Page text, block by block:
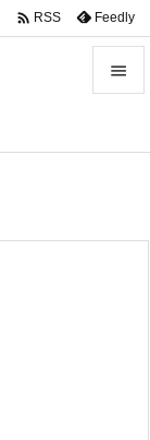

 RSS Feedly